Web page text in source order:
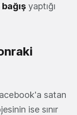
yaptığı
satan
ise sınır